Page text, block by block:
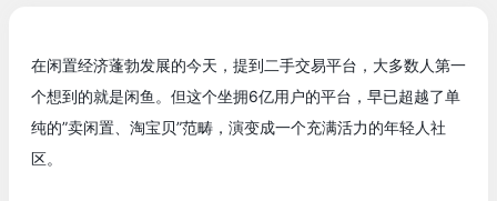
在闲置经济蓬勃发展的今天，提到二手交易平台，大多数人第一
个想到的就是闲鱼。但这个坐拥6亿用户的平台，早已超越了单
纯的”卖闲置、淘宝贝”范畴，演变成一个充满活力的年轻人社
区。